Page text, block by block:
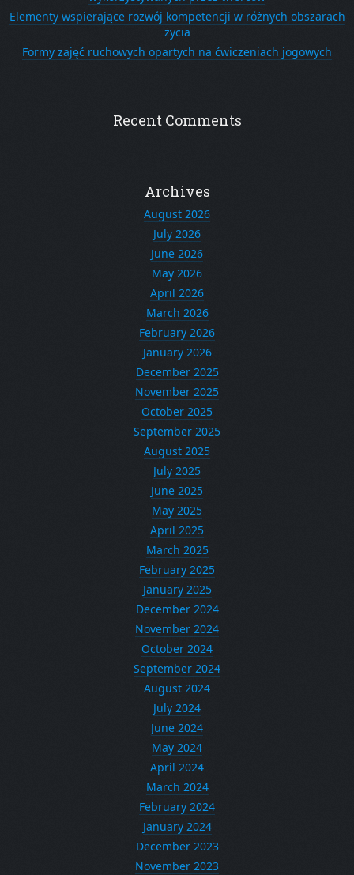
Elementy wspierające rozwój kompetencji w różnych obszarach
życia
Formy zajęć ruchowych opartych na ćwiczeniach jogowych
Recent Comments
Archives
August 2026
July 2026
June 2026
May 2026
April 2026
March 2026
February 2026
January 2026
December 2025
November 2025
October 2025
September 2025
August 2025
July 2025
June 2025
May 2025
April 2025
March 2025
February 2025
January 2025
December 2024
November 2024
October 2024
September 2024
August 2024
July 2024
June 2024
May 2024
April 2024
March 2024
February 2024
January 2024
December 2023
November 2023